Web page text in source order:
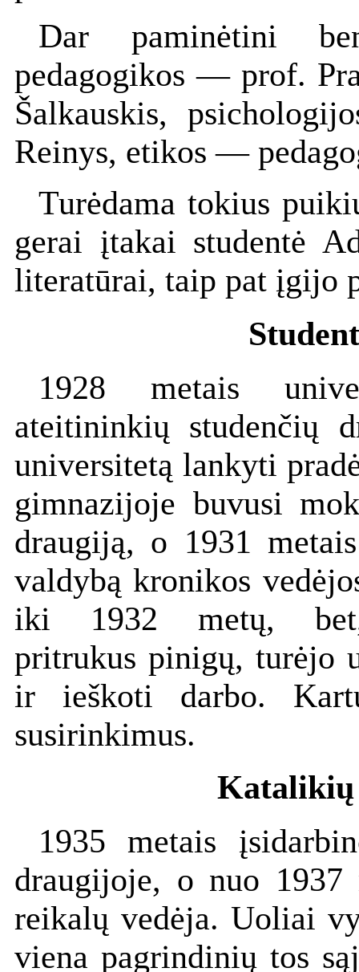
Dar paminėtini
pedagogikos — prof.
Šalkauskis,
Reinys, etikos —
Turėdama tokius
gerai įtakai studentė
literatūrai, taip pat įgijo
1928 metais
ateitininkių studenčių
universitetą lankyti
gimnazijoje buvusi
draugiją, o 1931
valdybą kronikos
iki 1932 metų,
pritrukus pinigų, turėjo
ir ieškoti darbo.
susirinkimus.
Katalikių
1935 metais
draugijoje, o nuo 1937
reikalų vedėja. Uoliai
viena pagrindinių tos